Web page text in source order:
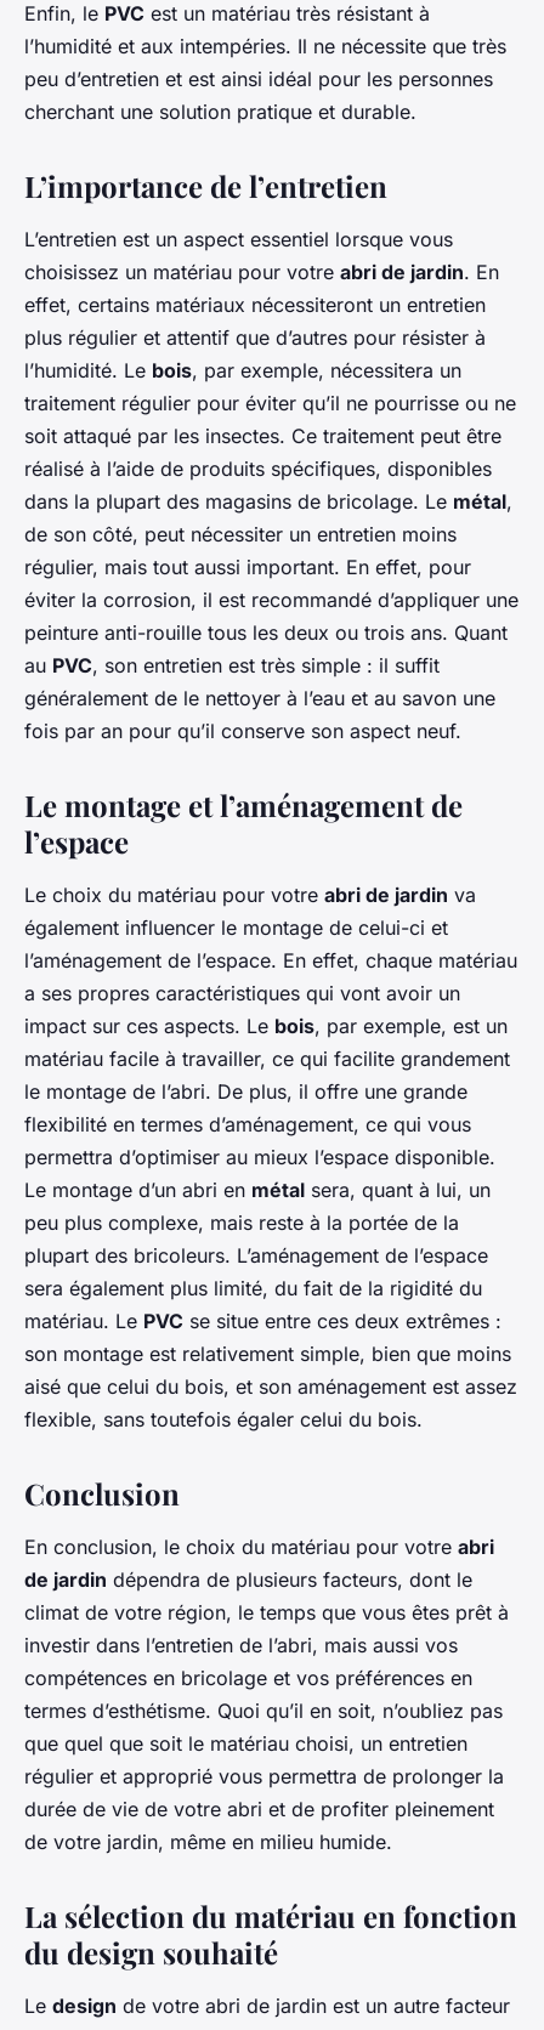
Enfin, le PVC est un matériau très résistant à
l’humidité et aux intempéries. Il ne nécessite que très
peu d’entretien et est ainsi idéal pour les personnes
cherchant une solution pratique et durable.
L’importance de l’entretien
L’entretien est un aspect essentiel lorsque vous
choisissez un matériau pour votre abri de jardin. En
effet, certains matériaux nécessiteront un entretien
plus régulier et attentif que d’autres pour résister à
l’humidité. Le bois, par exemple, nécessitera un
traitement régulier pour éviter qu’il ne pourrisse ou ne
soit attaqué par les insectes. Ce traitement peut être
réalisé à l’aide de produits spécifiques, disponibles
dans la plupart des magasins de bricolage. Le métal,
de son côté, peut nécessiter un entretien moins
régulier, mais tout aussi important. En effet, pour
éviter la corrosion, il est recommandé d’appliquer une
peinture anti-rouille tous les deux ou trois ans. Quant
au PVC, son entretien est très simple : il suffit
généralement de le nettoyer à l’eau et au savon une
fois par an pour qu’il conserve son aspect neuf.
Le montage et l’aménagement de
l’espace
Le choix du matériau pour votre abri de jardin va
également influencer le montage de celui-ci et
l’aménagement de l’espace. En effet, chaque matériau
a ses propres caractéristiques qui vont avoir un
impact sur ces aspects. Le bois, par exemple, est un
matériau facile à travailler, ce qui facilite grandement
le montage de l’abri. De plus, il offre une grande
flexibilité en termes d’aménagement, ce qui vous
permettra d’optimiser au mieux l’espace disponible.
Le montage d’un abri en métal sera, quant à lui, un
peu plus complexe, mais reste à la portée de la
plupart des bricoleurs. L’aménagement de l’espace
sera également plus limité, du fait de la rigidité du
matériau. Le PVC se situe entre ces deux extrêmes :
son montage est relativement simple, bien que moins
aisé que celui du bois, et son aménagement est assez
flexible, sans toutefois égaler celui du bois.
Conclusion
En conclusion, le choix du matériau pour votre abri
de jardin dépendra de plusieurs facteurs, dont le
climat de votre région, le temps que vous êtes prêt à
investir dans l’entretien de l’abri, mais aussi vos
compétences en bricolage et vos préférences en
termes d’esthétisme. Quoi qu’il en soit, n’oubliez pas
que quel que soit le matériau choisi, un entretien
régulier et approprié vous permettra de prolonger la
durée de vie de votre abri et de profiter pleinement
de votre jardin, même en milieu humide.
La sélection du matériau en fonction
du design souhaité
Le design de votre abri de jardin est un autre facteur